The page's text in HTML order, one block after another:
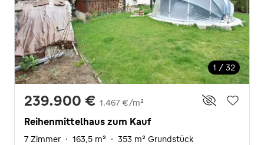
1 / 32
239.900 € 1.467 €/m²
Reihenmittelhaus zum Kauf
7 Zimmer · 163,5 m² · 353 m² Grundstück